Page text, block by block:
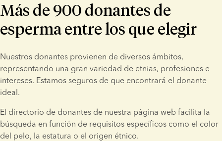
Más de 900 donantes de
esperma entre los que elegir
Nuestros donantes provienen de diversos ámbitos,
representando una gran variedad de etnias, profesiones e
intereses. Estamos seguros de que encontrará el donante
ideal.
El directorio de donantes de nuestra página web facilita la
búsqueda en función de requisitos específicos como el color
del pelo, la estatura o el origen étnico.